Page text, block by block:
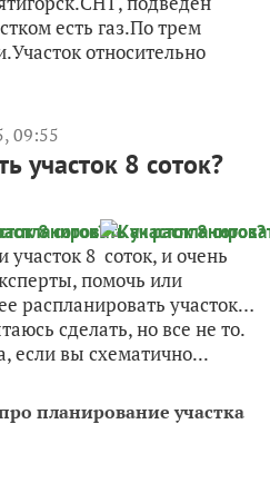
есть газ.По трем
относительно
09:55
участок 8 соток?
8 соток, и очень
помочь или
распланировать участок…
сделать, но все не то.
если вы схематично...
планирование участка